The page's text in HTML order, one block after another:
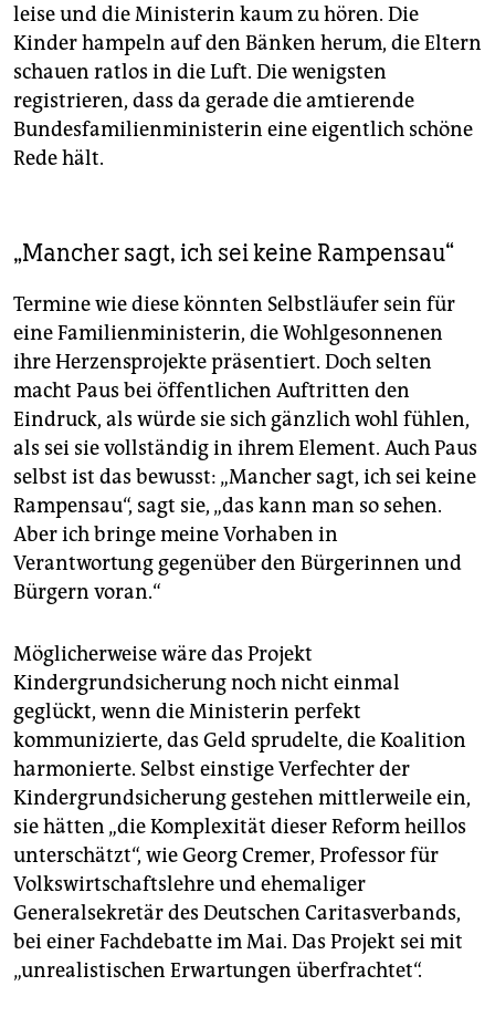
leise und die Ministerin kaum zu hören. Die
Kinder hampeln auf den Bänken herum, die Eltern
schauen ratlos in die Luft. Die wenigsten
registrieren, dass da gerade die amtierende
Bundesfamilienministerin eine eigentlich schöne
Rede hält.
„Mancher sagt, ich sei keine Rampensau“
Termine wie diese könnten Selbstläufer sein für
eine Familienministerin, die Wohlgesonnenen
ihre Herzensprojekte präsentiert. Doch selten
macht Paus bei öffentlichen Auftritten den
Eindruck, als würde sie sich gänzlich wohl fühlen,
als sei sie vollständig in ihrem Element. Auch Paus
selbst ist das bewusst: „Mancher sagt, ich sei keine
Rampensau“, sagt sie, „das kann man so sehen.
Aber ich bringe meine Vorhaben in
Verantwortung gegenüber den Bürgerinnen und
Bürgern voran.“
Möglicherweise wäre das Projekt
Kindergrundsicherung noch nicht einmal
geglückt, wenn die Ministerin perfekt
kommunizierte, das Geld sprudelte, die Koalition
harmonierte. Selbst einstige Verfechter der
Kindergrundsicherung gestehen mittlerweile ein,
sie hätten „die Komplexität dieser Reform heillos
unterschätzt“, wie Georg Cremer, Professor für
Volkswirtschaftslehre und ehemaliger
Generalsekretär des Deutschen Caritasverbands,
bei einer Fachdebatte im Mai. Das Projekt sei mit
„unrealistischen Erwartungen überfrachtet“.